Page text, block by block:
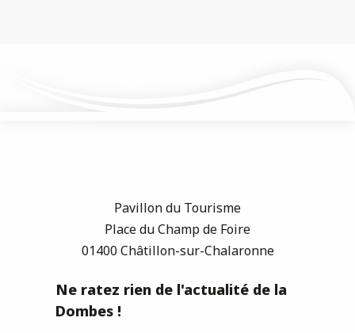
Pavillon du Tourisme
Place du Champ de Foire
01400 Châtillon-sur-Chalaronne
Ne ratez rien de l'actualité de la
Dombes !